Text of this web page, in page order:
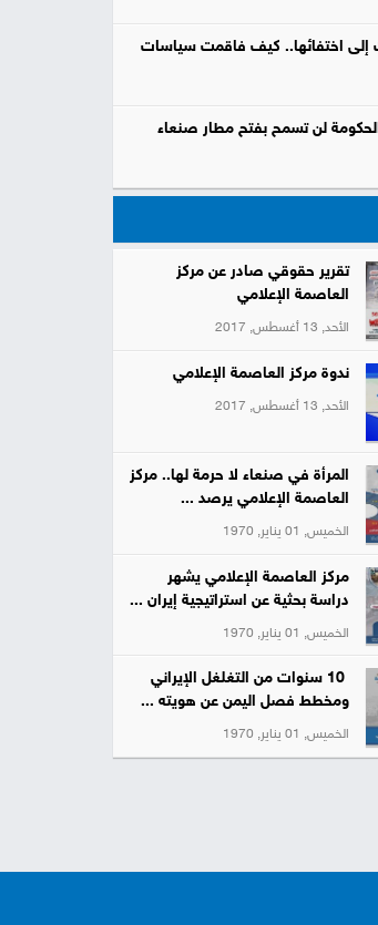
إلى اختفائها.. كيف فاقمت سياسات
الحكومة لن تسمح بفتح مطار صنعاء
تقرير حقوقي صادر عن مركز
العاصمة الإعلامي
الأحد, 13 أغسطس, 2017
ندوة مركز العاصمة الإعلامي
الأحد, 13 أغسطس, 2017
المرأة في صنعاء لا حرمة لها.. مركز
العاصمة الإعلامي يرصد ...
الخميس, 01 يناير, 1970
مركز العاصمة الإعلامي يشهر
دراسة بحثية عن استراتيجية إيران ...
الخميس, 01 يناير, 1970
10 سنوات من التغلغل الإيراني
ومخطط فصل اليمن عن هويته ...
الخميس, 01 يناير, 1970